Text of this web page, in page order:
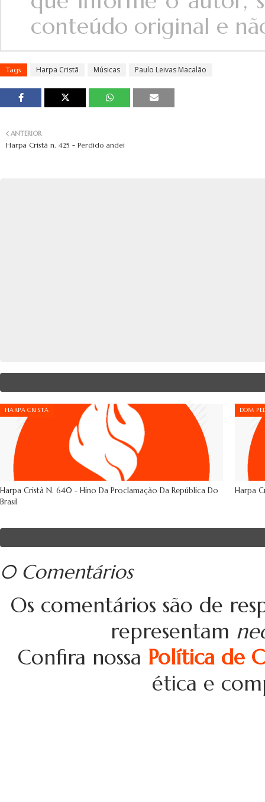
conteúdo original e
Tags Harpa Cristã Músicas Paulo Leivas Macalão
ANTERIOR
Harpa Cristã n. 425 - Perdido andei
HARPA CRISTÃ
Harpa Cristã N. 640 - Hino Da Proclamação Da República Do
Brasil
DOM
Harpa
0 Comentários
Os comentários são de
representam
Confira nossa Política de
ética e